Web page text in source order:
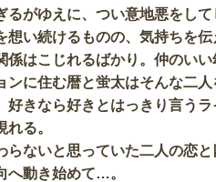
るがゆえに、つい意地悪をして
想い続けるものの、気持ちを
係はこじれるばかり。仲のいい
ンに住む暦と蛍太はそんな二
好きなら好きとはっきり言う
れる。
らないと思っていた二人の恋
へ動き始めて…。